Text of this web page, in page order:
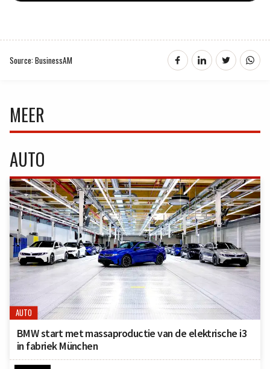
Source: BusinessAM
MEER
AUTO
AUTO
BMW start met massaproductie van de elektrische i3
in fabriek München